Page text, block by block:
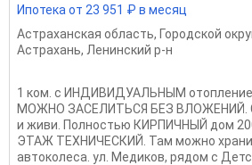
Ипотека от 23 951 ₽ в месяц
Астраханская область, Городской
Астрахань, Ленинский р-н
1 ком. с ИНДИВИДУАЛЬНЫМ
МОЖНО ЗАСЕЛИТЬСЯ БЕЗ ВЛОЖЕНИЙ.
и живи. Полностью КИРПИЧНЫЙ дом
ЭТАЖ ТЕХНИЧЕСКИЙ. Там можно
автоколеса. ул. Медиков, рядом с